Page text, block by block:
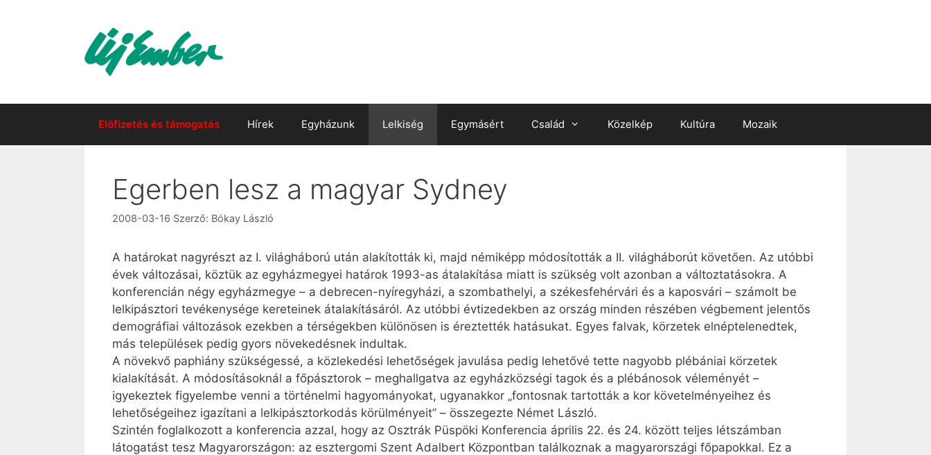
Előfizetés és támogatás Hírek Egyházunk Lelkiség Egymásért Család Közelkép Kultúra Mozaik
Egerben lesz a magyar Sydney
2008-03-16 Szerző: Bókay László
A határokat nagyrészt az I. világháború után alakították ki, majd némiképp módosították a II. világháborút követően. Az utóbbi
évek változásai, köztük az egyházmegyei határok 1993-as átalakítása miatt is szükség volt azonban a változtatásokra. A
konferencián négy egyházmegye – a debrecen-nyíregyházi, a szombathelyi, a székesfehérvári és a kaposvári – számolt be
lelkipásztori tevékenysége kereteinek átalakításáról. Az utóbbi évtizedekben az ország minden részében végbement jelentős
demográfiai változások ezekben a térségekben különösen is éreztették hatásukat. Egyes falvak, körzetek elnéptelenedtek,
más települések pedig gyors növekedésnek indultak.
A növekvő paphiány szükségessé, a közlekedési lehetőségek javulása pedig lehetővé tette nagyobb plébániai körzetek
kialakítását. A módosításoknál a főpásztorok – meghallgatva az egyházközségi tagok és a plébánosok véleményét –
igyekeztek figyelembe venni a történelmi hagyományokat, ugyanakkor „fontosnak tartották a kor követelményeihez és
lehetőségeihez igazítani a lelkipásztorkodás körülményeit” – összegezte Német László.
Szintén foglalkozott a konferencia azzal, hogy az Osztrák Püspöki Konferencia április 22. és 24. között teljes létszámban
látogatást tesz Magyarországon: az esztergomi Szent Adalbert Központban találkoznak a magyarországi főpapokkal. Ez a